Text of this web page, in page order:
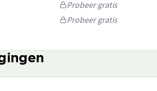
Probeer gratis
Probeer gratis